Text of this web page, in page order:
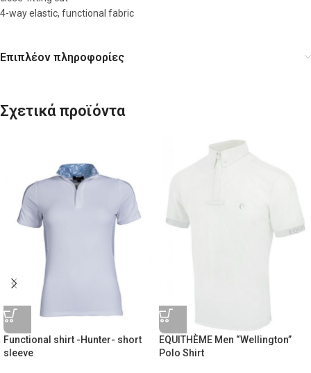
4-way elastic, functional fabric
Επιπλέον πληροφορίες
Σχετικά προϊόντα
Functional shirt -Hunter- short
sleeve
EQUITHÈME Men “Wellington”
Polo Shirt